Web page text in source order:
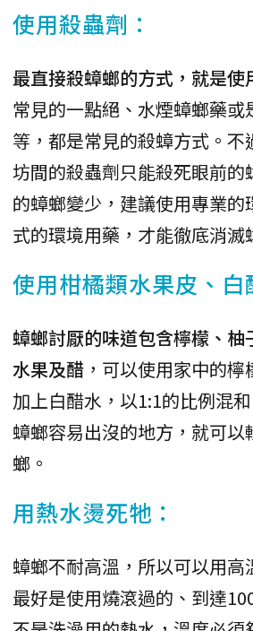
使用殺蟲劑：
最直接殺蟑螂的方式，就是使
常見的一點絕、水煙蟑螂藥或
等，都是常見的殺蟑方式。不
坊間的殺蟲劑只能殺死眼前的
的蟑螂變少，建議使用專業
式的環境用藥，才能徹底消滅
使用柑橘類水果皮、白
蟑螂討厭的味道包含檸檬、柚
水果及醋 ，可以使用家中的檸
加上白醋水，以1:1的比例混
蟑螂容易出沒的地方，就可以
螂。
用熱水燙死牠：
蟑螂不耐高溫，所以可以用高
最好是使用燒滾過的、到達